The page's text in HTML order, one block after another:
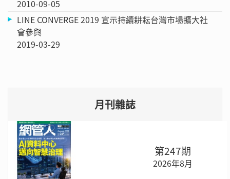
2010-09-05
LINE CONVERGE 2019 宣示持續耕耘台灣市場擴大社
會參與
2019-03-29
月刊雜誌
第247期
2026年8月